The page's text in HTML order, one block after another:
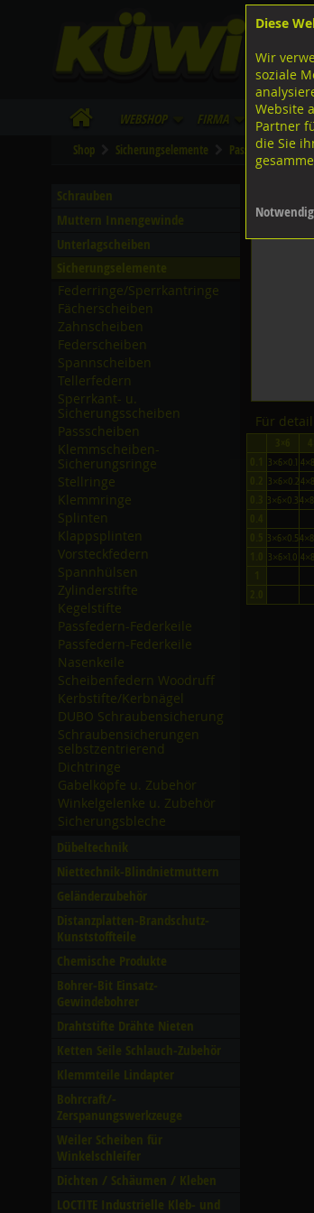
Tel.
WebShop Firma Lieferinfo
Shop Sicherungselemente Passscheiben
Schrauben
Muttern Innengewinde
Unterlagscheiben
Federringe/­Sperrkantringe
Fächerscheiben
Zahnscheiben
Federscheiben
Spannscheiben
Tellerfedern
Sperrkant- u.
Sicherungsscheiben
Passscheiben
Klemmscheiben-
Sicherungsringe
Stellringe
Klemmringe
Splinten
Klappsplinten
Vorsteckfedern
Spannhülsen
Zylinderstifte
Kegelstifte
Passfedern-Federkeile
Passfedern-Federkeile
Nasenkeile
Scheibenfedern Woodruff
Kerbstifte/­Kerbnägel
DUBO Schraubensicherung
Schraubensicherungen
selbstzentrierend
Dichtringe
Gabelköpfe u. Zubehör
Winkelgelenke u. Zubehör
Sicherungsbleche
Dübeltechnik
Niettechnik-Blindnietmuttern
Geländerzubehör
Distanzplatten-Brandschutz-
Kunststoffteile
Chemische Produkte
Bohrer-Bit Einsatz-
Gewindebohrer
Drahtstifte Drähte Nieten
Ketten Seile Schlauch-Zubehör
Klemmteile Lindapter
Bohrcraft/­
Zerspanungswerkzeuge
Weiler Scheiben für
Winkelschleifer
Dichten /­ Schäumen /­ Kleben
LOCTITE Industrielle Kleb- und
Für
3×6×0.1
3×6×0.2
3×6×0.3
3×6×0.5
3×6×1.0
Diese
Wir
soziale
Website
Partner
die Sie
Notwendig